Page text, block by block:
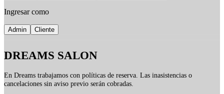
Ingresar como
Admin Cliente
DREAMS SALON
En Dreams trabajamos con políticas de reserva. Las inasistencias o
cancelaciones sin aviso previo serán cobradas.